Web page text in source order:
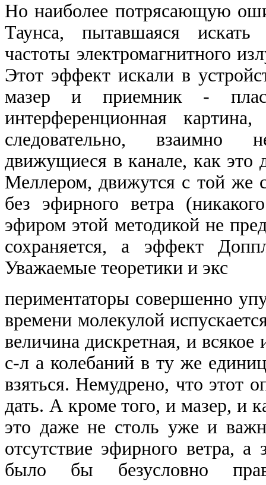
Но наиболее потрясающую
Таунса, пытавшаяся искать
частоты электромагнитного
Этот эффект искали в
мазер и приемник-
интерференционная
следовательно, взаимно
движущиеся в канале, как это
Меллером, движутся с той же
без эфирного ветра
эфиром этой методикой не
сохраняется, а эффект
Уважаемые теоретики и экс
периментаторы совершенно
времени молекулой
величина дискретная, и
с-л а колебаний в ту же
взяться. Немудрено, что этот
дать. А кроме того, и мазер, и
это даже не столь уже и
отсутствие эфирного ветра,
было бы безусловно